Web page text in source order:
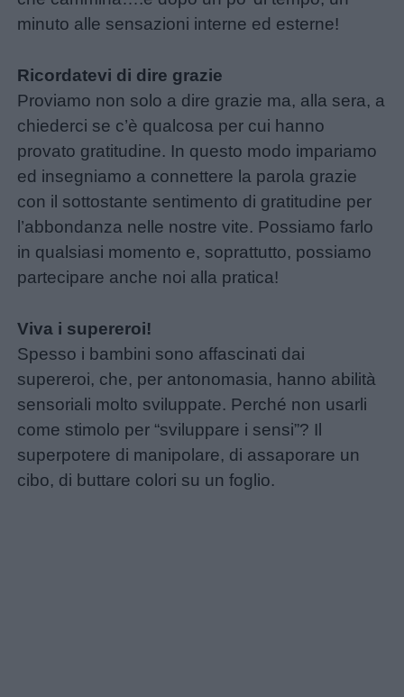
minuto alle sensazioni interne ed esterne!
Ricordatevi di dire grazie
Proviamo non solo a dire grazie ma, alla sera, a
chiederci se c’è qualcosa per cui hanno
provato gratitudine. In questo modo impariamo
ed insegniamo a connettere la parola grazie
con il sottostante sentimento di gratitudine per
l’abbondanza nelle nostre vite. Possiamo farlo
in qualsiasi momento e, soprattutto, possiamo
partecipare anche noi alla pratica!
Viva i supereroi!
Spesso i bambini sono affascinati dai
supereroi, che, per antonomasia, hanno abilità
sensoriali molto sviluppate. Perché non usarli
come stimolo per “sviluppare i sensi”? Il
superpotere di manipolare, di assaporare un
cibo, di buttare colori su un foglio.